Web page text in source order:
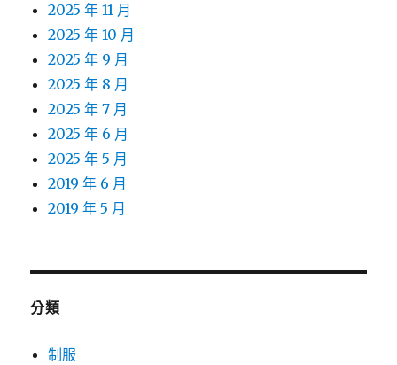
2025 年 11 月
2025 年 10 月
2025 年 9 月
2025 年 8 月
2025 年 7 月
2025 年 6 月
2025 年 5 月
2019 年 6 月
2019 年 5 月
分類
制服